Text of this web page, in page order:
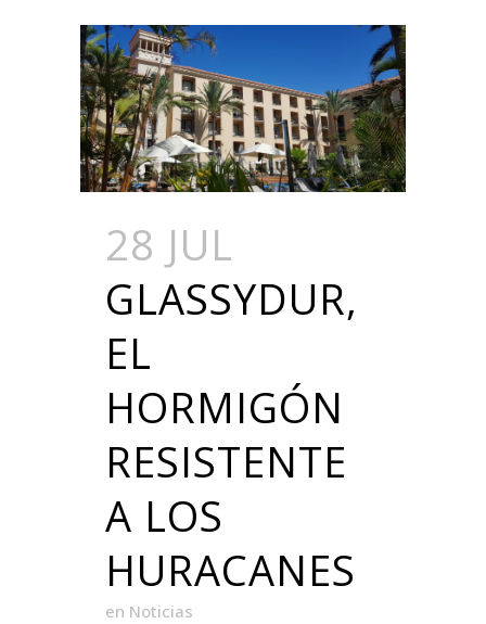
28 JUL
GLASSYDUR,
EL
HORMIGÓN
RESISTENTE
A LOS
HURACANES
en Noticias